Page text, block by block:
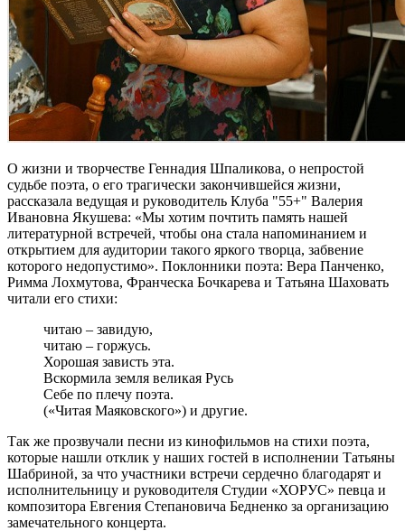
О жизни и творчестве Геннадия Шпаликова, о непростой
судьбе поэта, о его трагически закончившейся жизни,
рассказала ведущая и руководитель Клуба "55+" Валерия
Ивановна Якушева: «Мы хотим почтить память нашей
литературной встречей, чтобы она стала напоминанием и
открытием для аудитории такого яркого творца, забвение
которого недопустимо». Поклонники поэта: Вера Панченко,
Римма Лохмутова, Франческа Бочкарева и Татьяна Шаховать
читали его стихи:
читаю – завидую,
читаю – горжусь.
Хорошая зависть эта.
Вскормила земля великая Русь
Себе по плечу поэта.
(«Читая Маяковского») и другие.
Так же прозвучали песни из кинофильмов на стихи поэта,
которые нашли отклик у наших гостей в исполнении Татьяны
Шабриной, за что участники встречи сердечно благодарят и
исполнительницу и руководителя Студии «ХОРУС» певца и
композитора Евгения Степановича Бедненко за организацию
замечательного концерта.